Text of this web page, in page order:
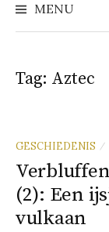
MENU
Tag: Aztec
GESCHIEDENIS /
(2): Een
vulkaan